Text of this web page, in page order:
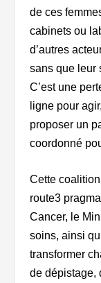
de ces
cabinets ou
d’autres
sans que leur
C’est une
ligne pour
proposer un
coordonné
Cette
route3
Cancer, le
soins, ainsi
transformer
de dépistage,